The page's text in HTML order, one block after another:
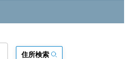
住所検索